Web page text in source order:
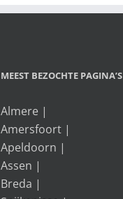
MEEST BEZOCHTE PAGINA’S
Almere |
Amersfoort|
Apeldoorn |
Assen |
Breda |